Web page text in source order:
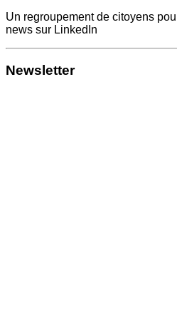
Un regroupement de citoyens
news sur LinkedIn
Newsletter